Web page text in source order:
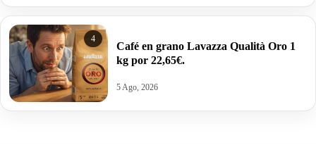
4
Café en grano Lavazza Qualità Oro 1
kg por 22,65€.
5 Ago, 2026